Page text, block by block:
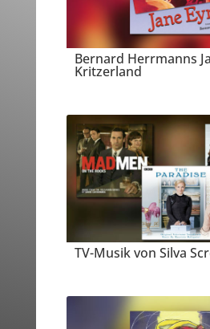
Bernard Herrmanns
Kritzerland
TV-Musik von Silva